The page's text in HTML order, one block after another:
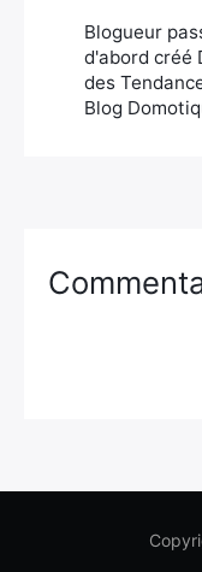
Blogueur
d'abord créé
des
Blog